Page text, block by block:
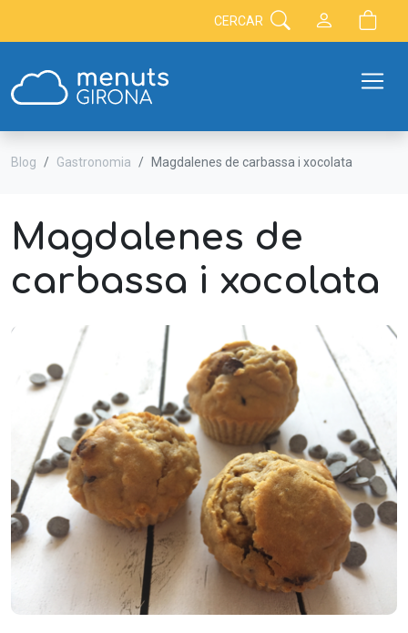
CERCAR
Blog Gastronomia Magdalenes de carbassa i xocolata
Magdalenes de
carbassa i xocolata